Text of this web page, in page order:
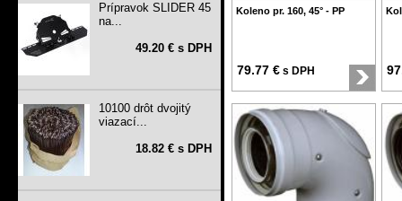
Prípravok SLIDER 45
na...
49.20 € s DPH
10100 drôt dvojitý
viazací...
18.82 € s DPH
Koleno pr. 160, 45° - PP
79.77 € s DPH